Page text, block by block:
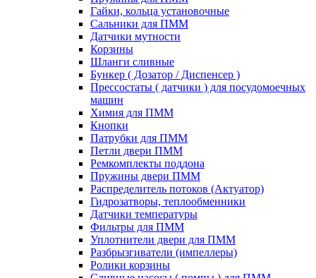
Гайки, кольца установочные
Сальники для ПММ
Датчики мутности
Корзины
Шланги сливные
Бункер ( Дозатор / Диспенсер )
Прессостаты ( датчики ) для посудомоечных
машин
Химия для ПММ
Кнопки
Патрубки для ПММ
Петли двери ПММ
Ремкомплекты поддона
Пружины двери ПММ
Распределитель потоков (Актуатор)
Гидрозатворы, теплообменники
Датчики температуры
Фильтры для ПММ
Уплотнители двери для ПММ
Разбрызгиватели (импеллеры)
Ролики корзины